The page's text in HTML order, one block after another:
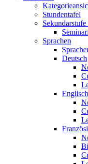
Stundentafel
Sprachen
Deutsch
Englisch